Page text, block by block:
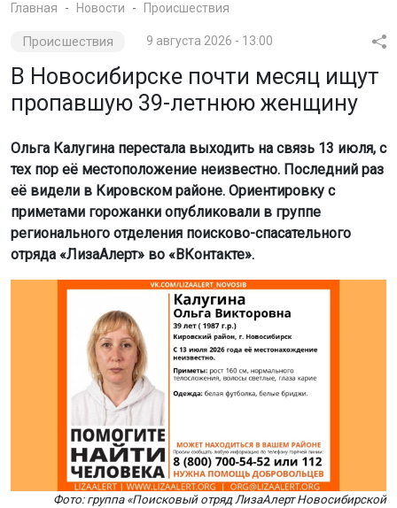
Главная Новости Происшествия
Происшествия 9 августа 2026 - 13:00
В Новосибирске почти месяц ищут
пропавшую 39-летнюю женщину
Ольга Калугина перестала выходить на связь 13 июля, с
тех пор её местоположение неизвестно. Последний раз
её видели в Кировском районе. Ориентировку с
приметами горожанки опубликовали в группе
регионального отделения поисково-спасательного
отряда «ЛизаАлерт» во «ВКонтакте».
Фото: группа «Поисковый отряд ЛизаАлерт Новосибирской